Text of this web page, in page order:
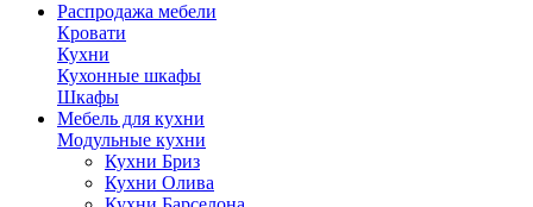
Распродажа мебели
Кровати
Кухни
Кухонные шкафы
Шкафы
Мебель для кухни
Модульные кухни
Кухни Бриз
Кухни Олива